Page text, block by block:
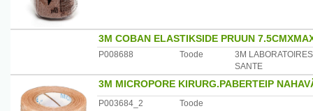
3M COBAN ELASTIKSIDE PRUUN
P008688 Toode
3M LABORATOIRES
SANTE
3M MICROPORE KIRURG.PABERTEIP
P003684_2
Toode